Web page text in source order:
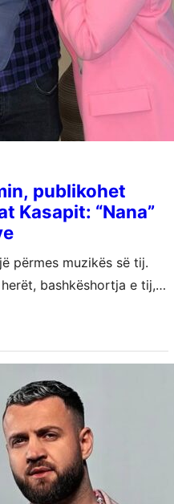
publikohet
Kasapit: “Nana”
përmes muzikës së tij.
bashkëshortja e tij,